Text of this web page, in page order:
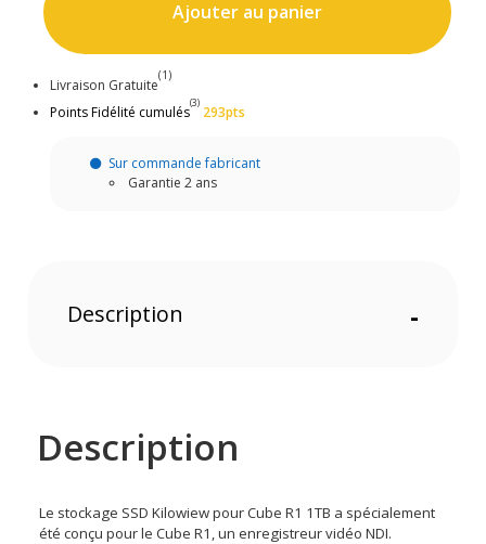
Ajouter au panier
Livraison Gratuite
(1)
Points Fidélité cumulés
(3)
293pts
Sur commande fabricant
Garantie 2 ans
Description -
Description
Le stockage SSD Kilowiew pour Cube R1 1TB a spécialement
été conçu pour le Cube R1, un enregistreur vidéo NDI.